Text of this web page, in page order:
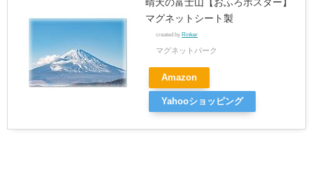
晴天の富士山【おふろポスター】
マグネットシート製
created by Rinker
マグネットパーク
Amazon
Yahooショッピング